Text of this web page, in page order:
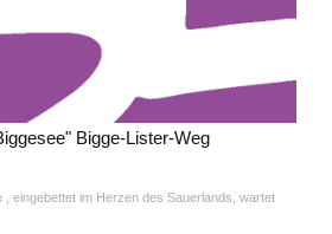
Bigge-Lister-Weg
, eingebettet im Herzen des Sauerlands, wartet